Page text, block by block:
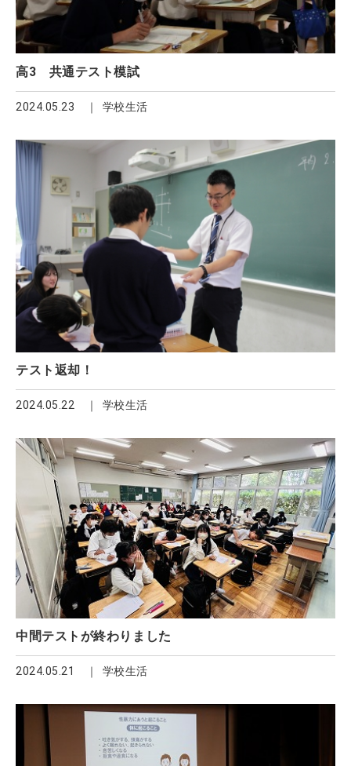
高3 共通テスト模試
2024.05.23 学校生活
テスト返却！
2024.05.22 学校生活
中間テストが終わりました
2024.05.21 学校生活